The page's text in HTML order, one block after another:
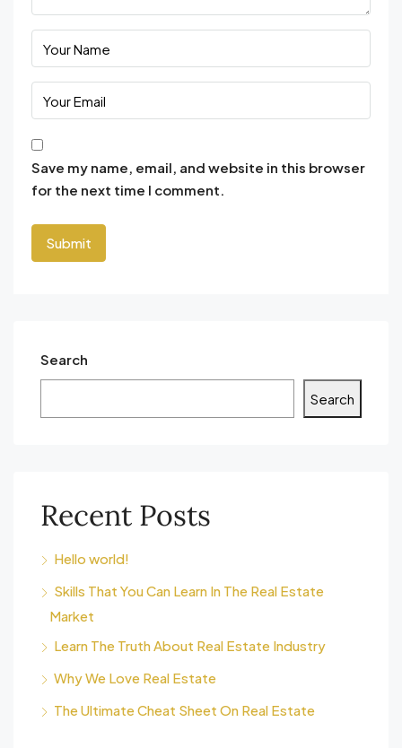
Save my name, email, and website in this browser
for the next time I comment.
Search
Search
Recent Posts
Hello world!
Skills That You Can Learn In The Real Estate
Market
Learn The Truth About Real Estate Industry
Why We Love Real Estate
The Ultimate Cheat Sheet On Real Estate